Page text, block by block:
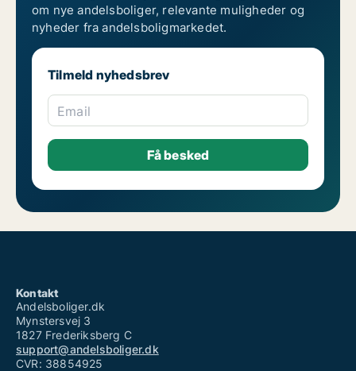
om nye andelsboliger, relevante muligheder og
nyheder fra andelsboligmarkedet.
Tilmeld nyhedsbrev
Email
Kontakt
Andelsboliger.dk
Mynstersvej 3
1827 Frederiksberg C
support@andelsboliger.dk
CVR: 38854925